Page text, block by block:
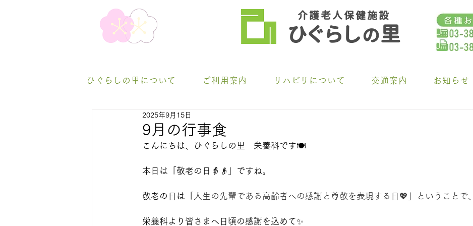
介 護 老 人 保 健 施 設
ひぐらしの里
ひぐらしの里について ご利用案内 リハビリについて 交通案内 お知らせ
9月の行事食
2025年9月15日
こんにちは、ひぐらしの里　栄養科です🍽️
本日は「敬老の日👵👴」ですね。
敬老の日は「 人生の先輩である高齢者への感謝と尊敬を表現する日💖」ということで、
栄養科より皆さまへ日頃の感謝を込めて✨